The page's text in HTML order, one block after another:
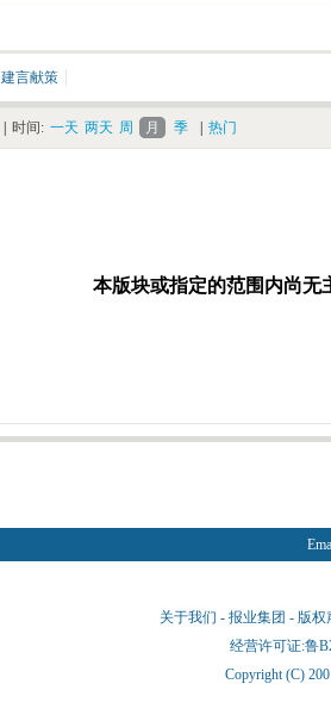
建言献策
时间: 一天 两天 周 月 季 热门
本版块或指定的范围内尚无
关于我们 - 报业集团 - 版权
经营许可证:鲁
Copyright (C)